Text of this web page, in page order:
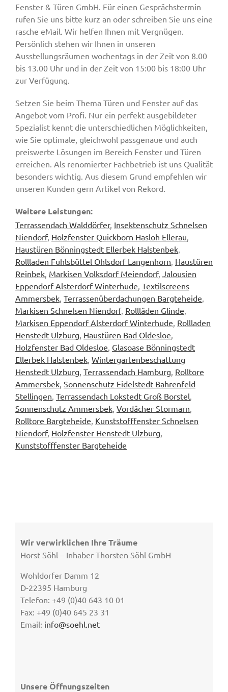
Fenster & Türen GmbH. Für einen Gesprächstermin
rufen Sie uns bitte kurz an oder schreiben Sie uns eine
rasche eMail. Wir helfen Ihnen mit Vergnügen.
Persönlich stehen wir Ihnen in unseren
Ausstellungsräumen wochentags in der Zeit von 8.00
bis 13.00 Uhr und in der Zeit von 15:00 bis 18:00 Uhr
zur Verfügung.
Setzen Sie beim Thema Türen und Fenster auf das
Angebot vom Profi. Nur ein perfekt ausgebildeter
Spezialist kennt die unterschiedlichen Möglichkeiten,
wie Sie optimale, gleichwohl passgenaue und auch
preiswerte Lösungen im Bereich Fenster und Türen
erreichen. Als renomierter Fachbetrieb ist uns Qualität
besonders wichtig. Aus diesem Grund empfehlen wir
unseren Kunden gern Artikel von Rekord.
Weitere Leistungen:
Terrassendach Walddörfer, Insektenschutz Schnelsen
Niendorf, Holzfenster Quickborn Hasloh Ellerau
Haustüren Bönningstedt Ellerbek Halstenbek
Rollladen Fuhlsbüttel Ohlsdorf Langenhorn Haustüren
Reinbek Markisen Volksdorf Meiendorf, Jalousien
Eppendorf Alsterdorf Winterhude Textilscreens
Ammersbek Terrassenüberdachungen Bargteheide
Markisen Schnelsen Niendorf, Rollläden Glinde
Markisen Eppendorf Alsterdorf Winterhude Rollladen
Henstedt Ulzburg Haustüren Bad Oldesloe
Holzfenster Bad Oldesloe Glasoase Bönningstedt
Ellerbek Halstenbek Wintergartenbeschattung
Henstedt Ulzburg Terrassendach Hamburg Rolltore
Ammersbek Sonnenschutz Eidelstedt Bahrenfeld
Stellingen Terrassendach Lokstedt Groß Borstel
Sonnenschutz Ammersbek Vordächer Stormarn
Rolltore Bargteheide Kunststofffenster Schnelsen
Niendorf, Holzfenster Henstedt Ulzburg
Kunststofffenster Bargteheide
Wir verwirklichen Ihre Träume
Horst Söhl – Inhaber Thorsten Söhl GmbH
Wohldorfer Damm 12
D-22395 Hamburg
Telefon: +49 (0)40 643 10 01
Fax: +49 (0)40 645 23 31
Email: info@soehl.net
Unsere Öffnungszeiten